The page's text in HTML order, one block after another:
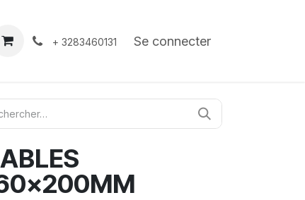
propos Contact
+ 3283460131 Se connecter